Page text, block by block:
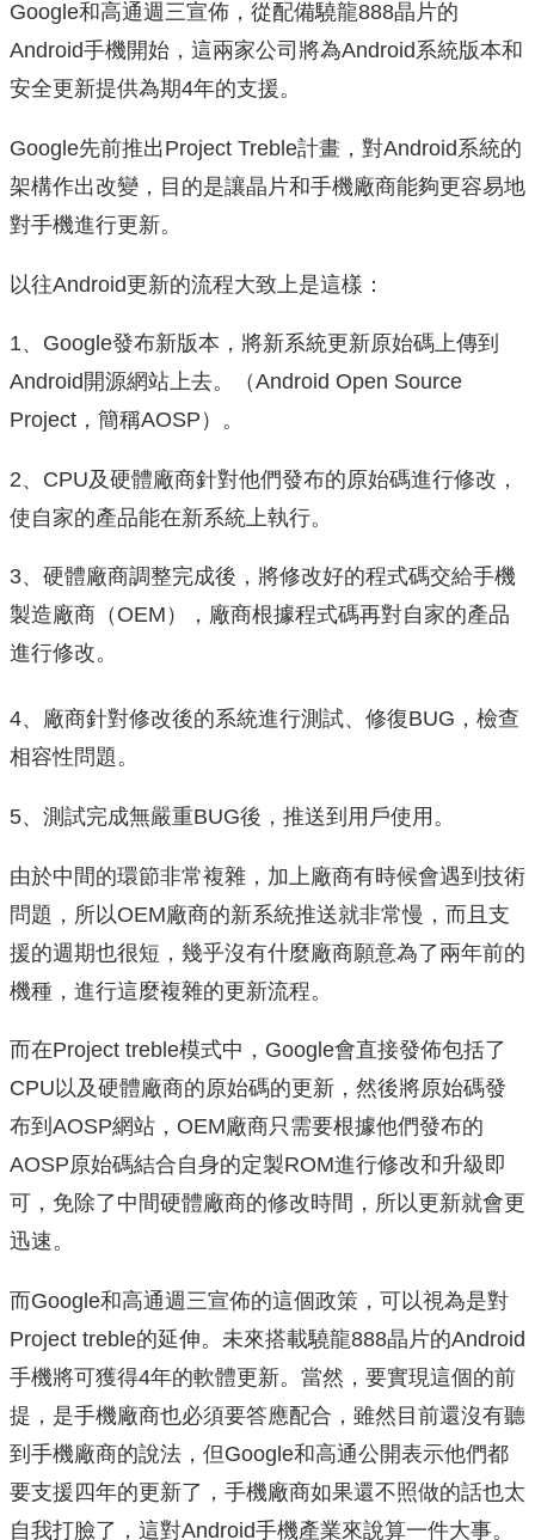
Google和高通週三宣佈，從配備驍龍888晶片的
Android手機開始，這兩家公司將為Android系統版本和
安全更新提供為期4年的支援。
Google先前推出Project Treble計畫，對Android系統的
架構作出改變，目的是讓晶片和手機廠商能夠更容易地
對手機進行更新。
以往Android更新的流程大致上是這樣：
1、Google發布新版本，將新系統更新原始碼上傳到
Android開源網站上去。（Android Open Source
Project，簡稱AOSP）。
2、CPU及硬體廠商針對他們發布的原始碼進行修改，
使自家的產品能在新系統上執行。
3、硬體廠商調整完成後，將修改好的程式碼交給手機
製造廠商（OEM），廠商根據程式碼再對自家的產品
進行修改。
4、廠商針對修改後的系統進行測試、修復BUG，檢查
相容性問題。
5、測試完成無嚴重BUG後，推送到用戶使用。
由於中間的環節非常複雜，加上廠商有時候會遇到技術
問題，所以OEM廠商的新系統推送就非常慢，而且支
援的週期也很短，幾乎沒有什麼廠商願意為了兩年前的
機種，進行這麼複雜的更新流程。
而在Project treble模式中，Google會直接發佈包括了
CPU以及硬體廠商的原始碼的更新，然後將原始碼發
布到AOSP網站，OEM廠商只需要根據他們發布的
AOSP原始碼結合自身的定製ROM進行修改和升級即
可，免除了中間硬體廠商的修改時間，所以更新就會更
迅速。
而Google和高通週三宣佈的這個政策，可以視為是對
Project treble的延伸。未來搭載驍龍888晶片的Android
手機將可獲得4年的軟體更新。當然，要實現這個的前
提，是手機廠商也必須要答應配合，雖然目前還沒有聽
到手機廠商的說法，但Google和高通公開表示他們都
要支援四年的更新了，手機廠商如果還不照做的話也太
自我打臉了，這對Android手機產業來說算一件大事。